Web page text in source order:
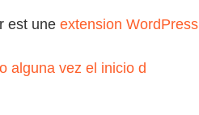
est une extension WordPress
alguna vez el inicio d